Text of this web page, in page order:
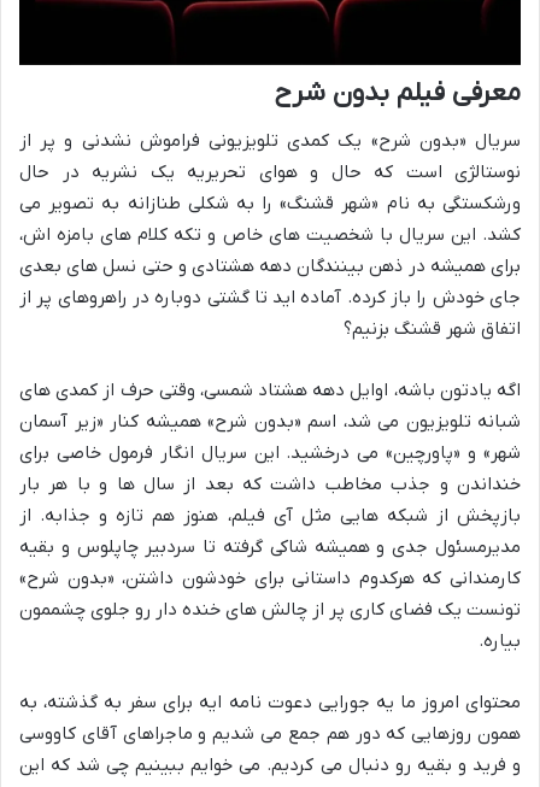
معرفی فیلم بدون شرح
سریال «بدون شرح» یک کمدی تلویزیونی فراموش نشدنی و پر از
نوستالژی است که حال و هوای تحریریه یک نشریه در حال
ورشکستگی به نام «شهر قشنگ» را به شکلی طنازانه به تصویر می
کشد. این سریال با شخصیت های خاص و تکه کلام های بامزه اش،
برای همیشه در ذهن بینندگان دهه هشتادی و حتی نسل های بعدی
جای خودش را باز کرده. آماده اید تا گشتی دوباره در راهروهای پر از
اتفاق شهر قشنگ بزنیم؟
اگه یادتون باشه، اوایل دهه هشتاد شمسی، وقتی حرف از کمدی های
شبانه تلویزیون می شد، اسم «بدون شرح» همیشه کنار «زیر آسمان
شهر» و «پاورچین» می درخشید. این سریال انگار فرمول خاصی برای
خنداندن و جذب مخاطب داشت که بعد از سال ها و با هر بار
بازپخش از شبکه هایی مثل آی فیلم، هنوز هم تازه و جذابه. از
مدیرمسئول جدی و همیشه شاکی گرفته تا سردبیر چاپلوس و بقیه
کارمندانی که هرکدوم داستانی برای خودشون داشتن، «بدون شرح»
تونست یک فضای کاری پر از چالش های خنده دار رو جلوی چشممون
بیاره.
محتوای امروز ما یه جورایی دعوت نامه ایه برای سفر به گذشته، به
همون روزهایی که دور هم جمع می شدیم و ماجراهای آقای کاووسی
و فرید و بقیه رو دنبال می کردیم. می خوایم ببینیم چی شد که این